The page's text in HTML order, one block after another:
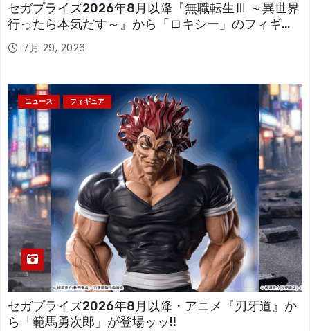
セガプライズ2026年8月以降『無職転生Ⅲ ～異世界
行ったら本気だす～』から「ロキシー」のフィギュ
アが登場！
7月 29, 2026
ニュース フィギュア
セガプライズ2026年8月以降・アニメ『刃牙道』か
ら「範馬勇次郎」が登場ッッ!!